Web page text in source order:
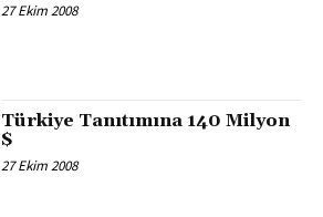
27 Ekim 2008
Türkiye Tanıtımına 140 Milyon
$
27 Ekim 2008